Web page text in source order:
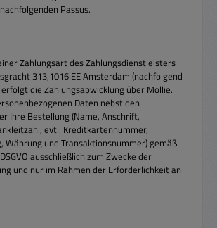
Passus.
Zahlungsart des Zahlungsdienstleisters
313,1016 EE Amsterdam (nachfolgend
die Zahlungsabwicklung über Mollie.
Daten nebst den
Ihre Bestellung (Name, Anschrift,
evtl. Kreditkartennummer,
Währung und Transaktionsnummer) gemäß
ausschließlich zum Zwecke der
und nur im Rahmen der Erforderlichkeit an